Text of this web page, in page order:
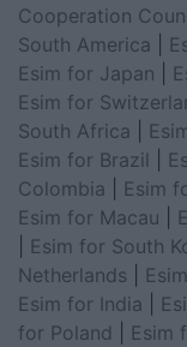
Cooperation
South America
Esim for Japan
Esim for
South Africa
Esim for Brazil
Colombia
Esim
Esim for Macau
Esim for South
Netherlands
Esim for India
for Poland
Esim